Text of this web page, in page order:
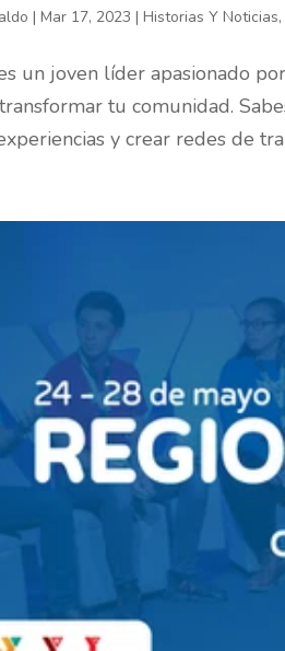
|Mar 17, 2023 |Historias Y Noticias
un joven líder apasionado
tu comunidad.
y crear redes de